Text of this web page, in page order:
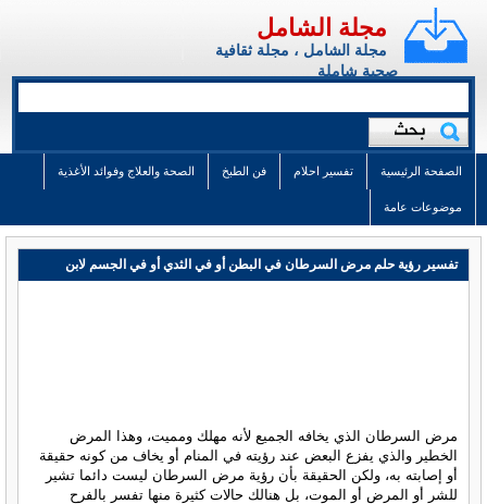
مجلة الشامل
مجلة الشامل ، مجلة ثقافية
صحية شاملة
الصفحة الرئيسية تفسير احلام فن الطبخ الصحة والعلاج وفوائد الأغذية
موضوعات عامة
تفسير رؤية حلم مرض السرطان في البطن أو في الثدي أو في الجسم لابن
سيرين
مرض السرطان الذي يخافه الجميع لأنه مهلك ومميت، وهذا المرض
الخطير والذي يفزع البعض عند رؤيته في المنام أو يخاف من كونه حقيقة
أو إصابته به، ولكن الحقيقة بأن رؤية مرض السرطان ليست دائما تشير
للشر أو المرض أو الموت، بل هنالك حالات كثيرة منها تفسر بالفرح